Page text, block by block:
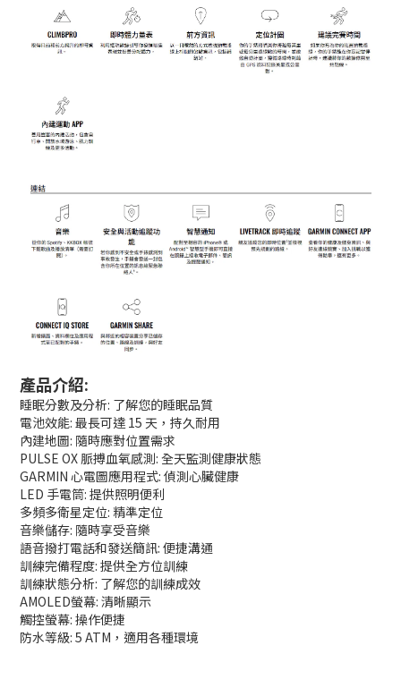
產品介紹:
睡眠分數及分析: 了解您的睡眠品質
電池效能: 最長可達 15 天，持久耐用
內建地圖: 隨時應對位置需求
PULSE OX 脈搏血氧感測: 全天監測健康狀態
GARMIN 心電圖應用程式: 偵測心臟健康
LED 手電筒: 提供照明便利
多頻多衛星定位: 精準定位
音樂儲存: 隨時享受音樂
語音撥打電話和發送簡訊: 便捷溝通
訓練完備程度: 提供全方位訓練
訓練狀態分析: 了解您的訓練成效
AMOLED螢幕: 清晰顯示
觸控螢幕: 操作便捷
防水等級: 5 ATM，適用各種環境